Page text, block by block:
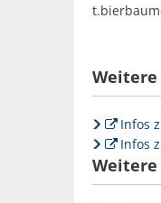
Weitere
Infos
Infos